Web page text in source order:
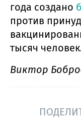
года создано
против
тысяч
Виктор